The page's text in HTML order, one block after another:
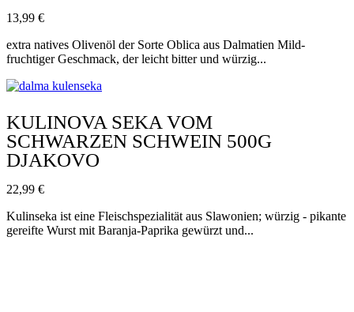
13,99 €
extra natives Olivenöl der Sorte Oblica aus Dalmatien Mild-
fruchtiger Geschmack, der leicht bitter und würzig...
KULINOVA SEKA VOM
SCHWARZEN SCHWEIN 500G
DJAKOVO
22,99 €
Kulinseka ist eine Fleischspezialität aus Slawonien; würzig - pikante
gereifte Wurst mit Baranja-Paprika gewürzt und...